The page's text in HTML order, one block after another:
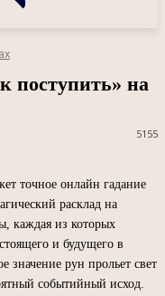
поступить» на
5155
точное онлайн гадание
расклад на
каждая из которых
и будущего в
значение рун прольет свет
событийный исход.